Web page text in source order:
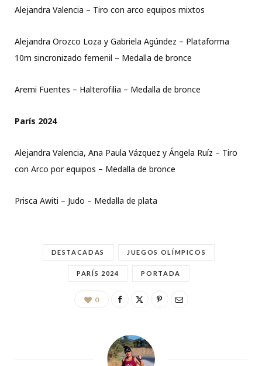
Alejandra Valencia – Tiro con arco equipos mixtos
Alejandra Orozco Loza y Gabriela Agúndez – Plataforma
10m sincronizado femenil – Medalla de bronce
Aremi Fuentes – Halterofilia – Medalla de bronce
París 2024
Alejandra Valencia, Ana Paula Vázquez y Ángela Ruíz – Tiro
con Arco por equipos – Medalla de bronce
Prisca Awiti – Judo – Medalla de plata
DESTACADAS JUEGOS OLÍMPICOS
PARÍS 2024 PORTADA
0